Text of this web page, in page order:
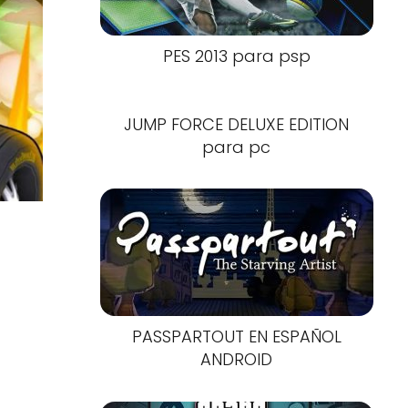
PES 2013 para psp
JUMP FORCE DELUXE EDITION
para pc
PASSPARTOUT EN ESPAÑOL
ANDROID